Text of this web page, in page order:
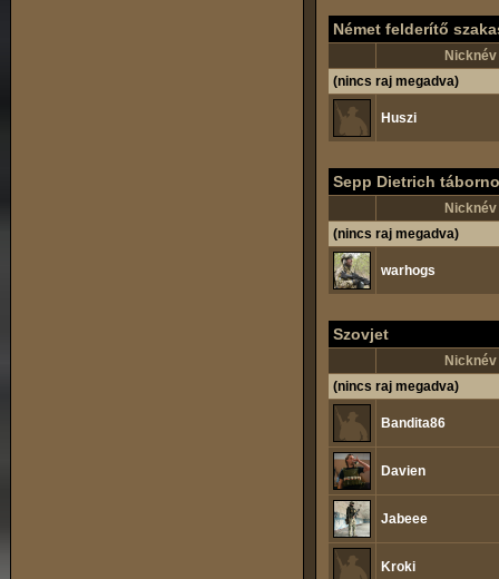
Német felderítő
Nicknév
(nincs raj megadva)
Huszi
Sepp Dietrich
Nicknév
(nincs raj megadva)
warhogs
Szovjet
Nicknév
(nincs raj megadva)
Bandita86
Davien
Jabeee
Kroki